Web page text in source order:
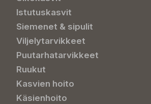
Istutuskasvit
Siemenet & sipulit
Viljelytarvikkeet
Puutarhatarvikkeet
Ruukut
Kasvien hoito
Käsienhoito